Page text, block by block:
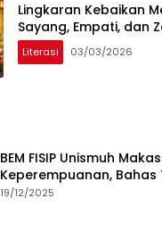
Lingkaran Kebaikan
Sayang, Empati, dan
Literasi 03/03/2026
BEM FISIP Unismuh
Keperempuanan,
dan Budaya Lokal
19/12/2025